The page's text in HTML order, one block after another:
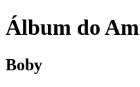
Álbum do
Boby